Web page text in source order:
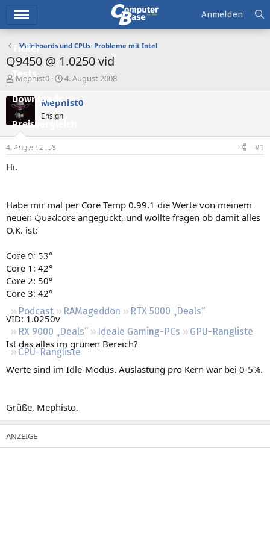
Ticker
Tests
Downloads
Preisvergleich
Forum
Aktuelles
Neue Beiträge
Neueste Aktivitäten
Leserartikel
Regeln
Podcast RAMageddon
RTX 5000 „Deals“
RX 9000 „Deals“
Ideale Gaming-PCs
GPU-Rangliste
CPU-Rangliste
Anmelden
Mainboards und CPUs: Probleme mit Intel
Q9450 @ 1.0250 vid
E
s
t
e
l
e
Mephist0
E
s
t
4. August 2008
Mephist0
Ensign
4. August 2008 #1
Hi.
Habe mir mal per Core Temp 0.99.1 die Werte von meinem
neuen Quadcore angeguckt, und wollte fragen ob damit alles
O.K. ist:
Core 0: 53°
Core 1: 42°
Core 2: 50°
Core 3: 42°
VID: 1.0250v
Ist das alles im grünen Bereich?
Werte sind im Idle-Modus. Auslastung pro Kern war bei 0-5%.
Grüße, Mephisto.